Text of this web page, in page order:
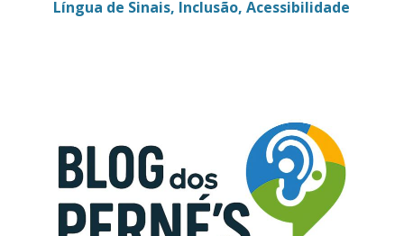
Língua de Sinais, Inclusão, Acessibilidade